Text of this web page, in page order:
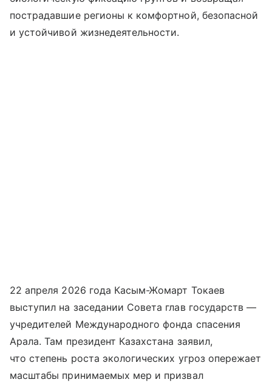
пострадавшие регионы к комфортной, безопасной
и устойчивой жизнедеятельности.
22 апреля 2026 года Касым-Жомарт Токаев
выступил на заседании Совета глав государств —
учредителей Международного фонда спасения
Арала. Там президент Казахстана заявил,
что степень роста экологических угроз опережает
масштабы принимаемых мер и призвал